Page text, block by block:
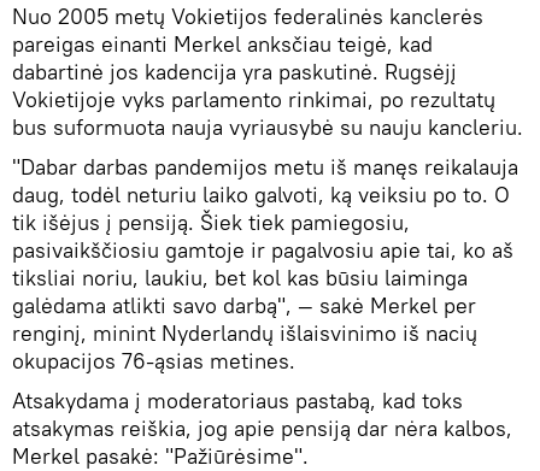
Nuo 2005 metų Vokietijos federalinės kanclerės
pareigas einanti Merkel anksčiau teigė, kad
dabartinė jos kadencija yra paskutinė. Rugsėjį
Vokietijoje vyks parlamento rinkimai, po rezultatų
bus suformuota nauja vyriausybė su nauju kancleriu.
"Dabar darbas pandemijos metu iš manęs reikalauja
daug, todėl neturiu laiko galvoti, ką veiksiu po to. O
tik išėjus į pensiją. Šiek tiek pamiegosiu,
pasivaikščiosiu gamtoje ir pagalvosiu apie tai, ko aš
tiksliai noriu, laukiu, bet kol kas būsiu laiminga
galėdama atlikti savo darbą", — sakė Merkel per
renginį, minint Nyderlandų išlaisvinimo iš nacių
okupacijos 76-ąsias metines.
Atsakydama į moderatoriaus pastabą, kad toks
atsakymas reiškia, jog apie pensiją dar nėra kalbos,
Merkel pasakė: "Pažiūrėsime".